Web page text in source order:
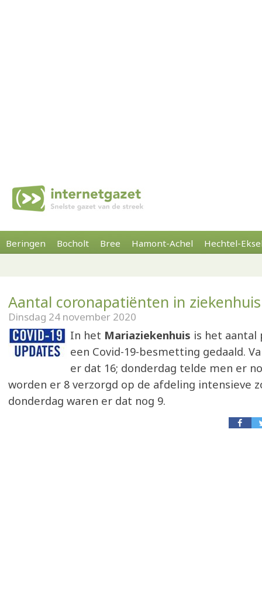
Beringen Bocholt Bree Hamont-Achel Hechtel-
Aantal coronapatiënten in
Dinsdag 24 november 2020
In het Mariaziekenhuis is het
een Covid-19-besmetting gedaald.
er dat 16; donderdag telde men er
worden er 8 verzorgd op de afdeling intensieve
donderdag waren er dat nog 9.